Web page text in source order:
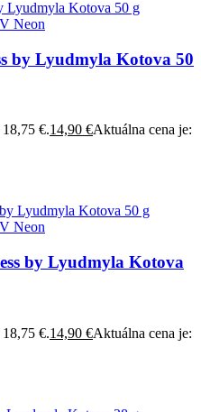
Neon
by Lyudmyla Kotova 50
€.14,90 €Aktuálna cena je:
Neon
by Lyudmyla Kotova
€.14,90 €Aktuálna cena je: